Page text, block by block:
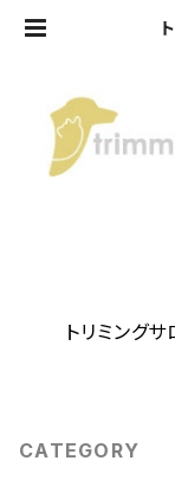
トリミング
CATEGORY